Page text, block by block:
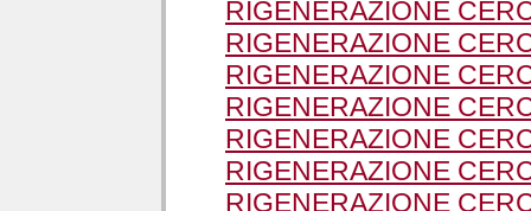
RIGENERAZIONE
RIGENERAZIONE
RIGENERAZIONE
RIGENERAZIONE
RIGENERAZIONE
RIGENERAZIONE
RIGENERAZIONE